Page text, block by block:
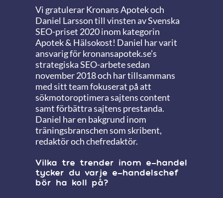
Vi gratulerar Kronans Apotek och
Daniel Larsson till vinsten av Svenska
SEO-priset 2020 inom kategorin
Apotek & Hälsokost! Daniel har varit
ansvarig för kronansapotek.se’s
strategiska SEO-arbete sedan
november 2018 och har tillsammans
med sitt team fokuserat på att
sökmotoroptimera sajtens content
samt förbättra sajtens prestanda.
Daniel har en bakgrund inom
träningsbranschen som skribent,
redaktör och chefredaktör.
Vilka tre trender inom e-handel
tycker du varje e-handelschef
bör ha koll på?